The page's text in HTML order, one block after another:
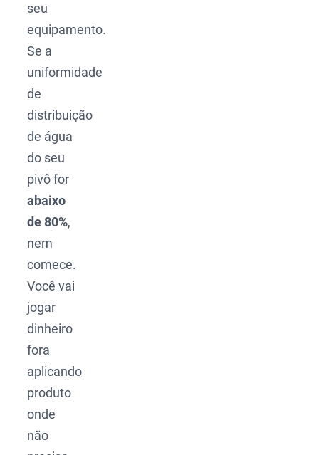
seu
equipamento.
Se a
uniformidade
de
distribuição
de água
do seu
pivô for
abaixo
de 80%,
nem
comece.
Você vai
jogar
dinheiro
fora
aplicando
produto
onde
não